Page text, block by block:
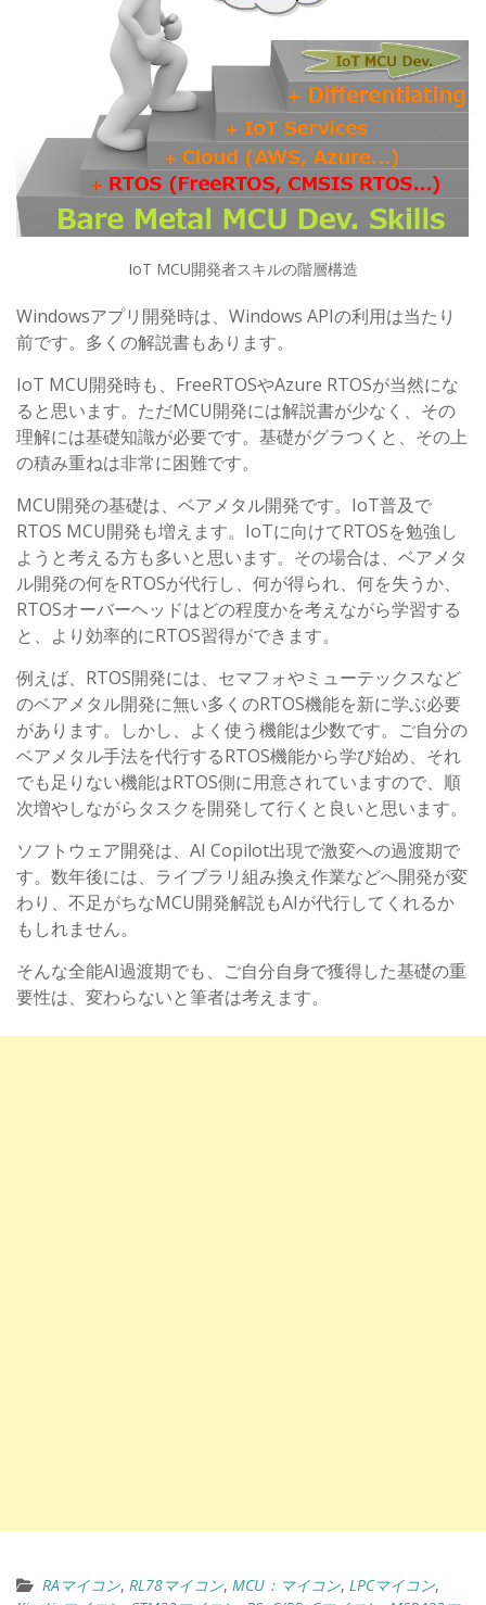
IoT MCU開発者スキルの階層構造
Windowsアプリ開発時は、Windows APIの利用は当たり
前です。多くの解説書もあります。
IoT MCU開発時も、FreeRTOSやAzure RTOSが当然にな
ると思います。ただMCU開発には解説書が少なく、その
理解には基礎知識が必要です。基礎がグラつくと、その上
の積み重ねは非常に困難です。
MCU開発の基礎は、ベアメタル開発です。IoT普及で
RTOS MCU開発も増えます。IoTに向けてRTOSを勉強し
ようと考える方も多いと思います。その場合は、ベアメタ
ル開発の何をRTOSが代行し、何が得られ、何を失うか、
RTOSオーバーヘッドはどの程度かを考えながら学習する
と、より効率的にRTOS習得ができます。
例えば、RTOS開発には、セマフォやミューテックスなど
のベアメタル開発に無い多くのRTOS機能を新に学ぶ必要
があります。しかし、よく使う機能は少数です。ご自分の
ベアメタル手法を代行するRTOS機能から学び始め、それ
でも足りない機能はRTOS側に用意されていますので、順
次増やしながらタスクを開発して行くと良いと思います。
ソフトウェア開発は、AI Copilot出現で激変への過渡期で
す。数年後には、ライブラリ組み換え作業などへ開発が変
わり、不足がちなMCU開発解説もAIが代行してくれるか
もしれません。
そんな全能AI過渡期でも、ご自分自身で獲得した基礎の重
要性は、変わらないと筆者は考えます。
RAマイコン, RL78マイコン, MCU：マイコン, LPCマイコン,